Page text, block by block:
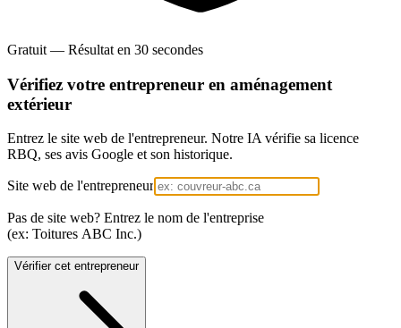
Gratuit — Résultat en 30 secondes
Vérifiez votre entrepreneur en aménagement
extérieur
Entrez le site web de l'entrepreneur. Notre IA vérifie sa licence
RBQ, ses avis Google et son historique.
Site web de l'entrepreneur
Pas de site web? Entrez le nom de l'entreprise
(ex: Toitures ABC Inc.)
Vérifier cet entrepreneur